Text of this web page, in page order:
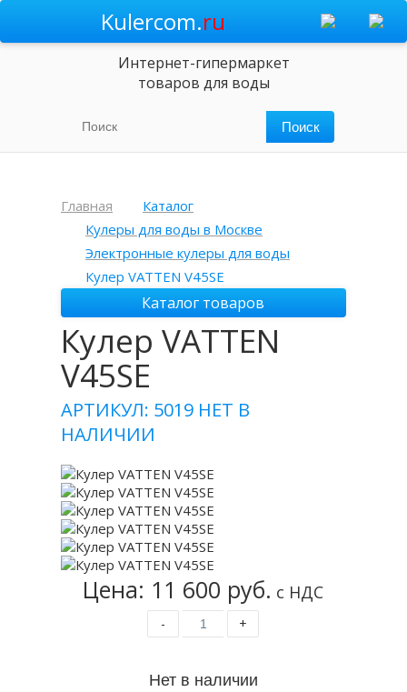
Kulercom.ru
Интернет-гипермаркет
товаров для воды
Главная
Каталог
Кулеры для воды в Москве
Электронные кулеры для воды
Кулер VATTEN V45SE
Каталог товаров
Кулер VATTEN
V45SE
АРТИКУЛ: 5019 НЕТ В
НАЛИЧИИ
Цена: 11 600 руб. с НДС
- +